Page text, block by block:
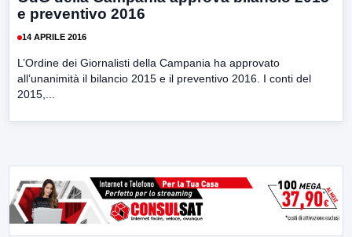
e preventivo 2016
14 APRILE 2016
L’Ordine dei Giornalisti della Campania ha approvato
all’unanimità il bilancio 2015 e il preventivo 2016. I conti del
2015,...